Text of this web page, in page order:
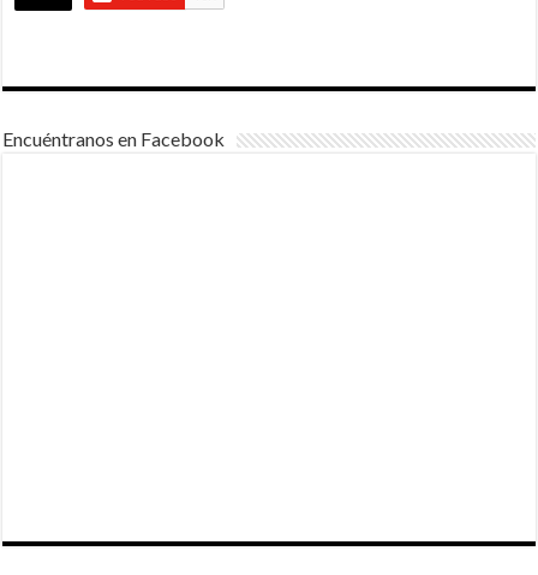
Encuéntranos en Facebook